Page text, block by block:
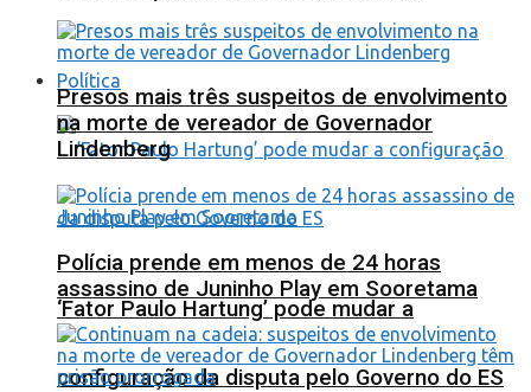
Política
‘Fator Paulo Hartung’ pode mudar a
configuração da disputa pelo Governo do ES
Presos mais três suspeitos de envolvimento
na morte de vereador de Governador
Lindenberg
Polícia prende em menos de 24 horas
assassino de Juninho Play em Sooretama